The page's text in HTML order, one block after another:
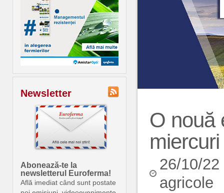
Newsletter
Abonează-te la
newsletterul Euroferma!
Află imediat când sunt postate
O nouă
26/10/
agricole